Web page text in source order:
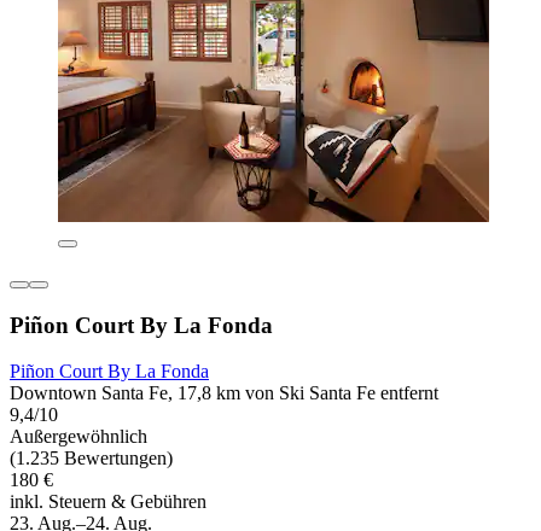
Piñon Court By La Fonda
Piñon Court By La Fonda
Downtown Santa Fe, 17,8 km von Ski Santa Fe entfernt
9,4/10
Außergewöhnlich
(1.235 Bewertungen)
180 €
inkl. Steuern & Gebühren
23. Aug.–24. Aug.